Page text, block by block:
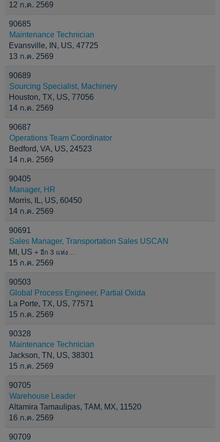
12 ก.ค. 2569
90685
Maintenance Technician
Evansville, IN, US, 47725
13 ก.ค. 2569
90689
Sourcing Specialist, Machinery
Houston, TX, US, 77056
14 ก.ค. 2569
90687
Operations Team Coordinator
Bedford, VA, US, 24523
14 ก.ค. 2569
90405
Manager, HR
Morris, IL, US, 60450
14 ก.ค. 2569
90691
Sales Manager, Transportation Sales USCAN
MI, US + อีก 3 แห่ง…
15 ก.ค. 2569
90503
Global Process Engineer, Partial Oxida
La Porte, TX, US, 77571
15 ก.ค. 2569
90328
Maintenance Technician
Jackson, TN, US, 38301
15 ก.ค. 2569
90705
Warehouse Leader
Altamira Tamaulipas, TAM, MX, 11520
16 ก.ค. 2569
90709